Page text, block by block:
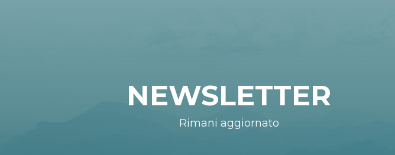
NEWSLETTER
Rimani aggiornato